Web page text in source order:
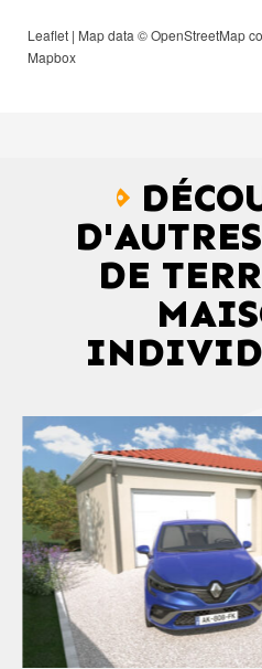
Leaflet | Map data ©OpenStreetMap
Mapbox
DE